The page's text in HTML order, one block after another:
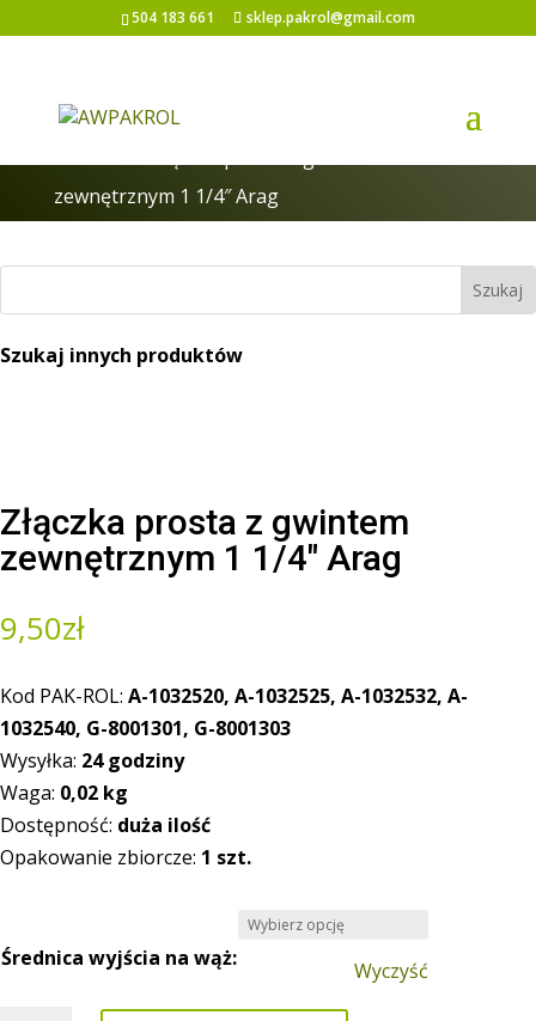
504 183 661 sklep.pakrol@gmail.com
Strona główna
zaworów/ Złączka prosta z gwintem
zewnętrznym 1 1/4″ Arag
Szukaj innych produktów
Złączka prosta z gwintem
zewnętrznym 1 1/4″ Arag
9,50zł
Kod PAK-ROL: A-1032520, A-1032525, A-1032532, A-
1032540, G-8001301, G-8001303
Wysyłka: 24 godziny
Waga: 0,02 kg
Dostępność: duża ilość
Opakowanie zbiorcze: 1 szt.
Średnica wyjścia na wąż:
Wyczyść